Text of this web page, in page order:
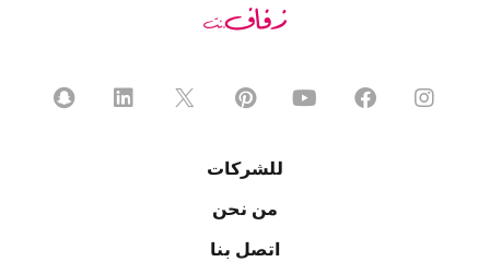
للشركات
من نحن
اتصل بنا